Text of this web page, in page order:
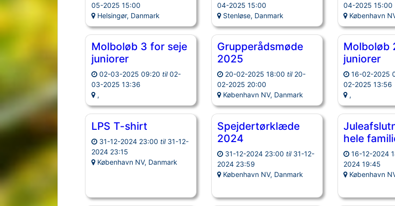
05-2025 15:00
Helsingør, Danmark
04-2025 15:00
Stenløse, Danmark
04-2025 15:00
København
Molboløb 3 for seje
juniorer
02-03-2025 09:20 til 02-
03-2025 13:36
,
Grupperådsmøde
2025
20-02-2025 18:00 til 20-
02-2025 20:00
København NV, Danmark
Molboløb
juniorer
16-02-2025
02-2025 13:56
,
LPS T-shirt
31-12-2024 23:00 til 31-12-
2024 23:15
København NV, Danmark
Spejdertørklæde
2024
31-12-2024 23:00 til 31-12-
2024 23:59
København NV, Danmark
hele
16-12-2024
2024 19:45
København